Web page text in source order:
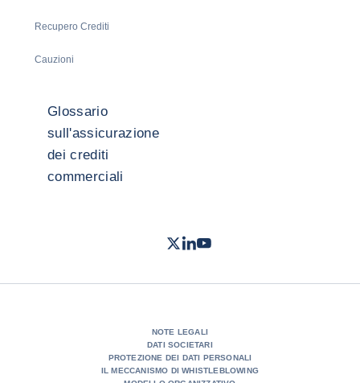
Recupero Crediti
Cauzioni
Glossario
sull'assicurazione
dei crediti
commerciali
Twitter- Coface
LinkedIn
Youtube
NOTE LEGALI
DATI SOCIETARI
PROTEZIONE DEI DATI PERSONALI
IL MECCANISMO DI WHISTLEBLOWING